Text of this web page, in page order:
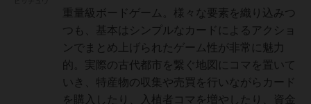
重量級ボードゲーム。様々な要素を織り込みつ
つも、基本はシンプルなカードによるアクショ
ンでまとめ上げられたゲーム性が非常に魅力
的。実際の古代都市を繋ぐ地図にコマを置いて
いき、特産物の収集や売買を行いながらカード
を購入したり、入植者コマを増やしたり、資金